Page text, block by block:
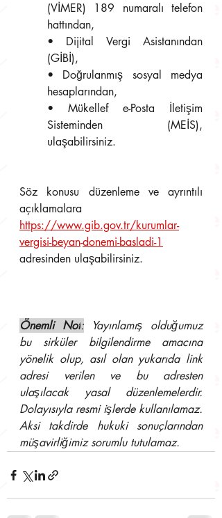
(VİMER) 189 numaralı telefon
hattından,
• Dijital Vergi Asistanından
(GİBİ),
• Doğrulanmış sosyal medya
hesaplarından,
• Mükellef e-Posta İletişim
Sisteminden (MEİS),
ulaşabilirsiniz.
Söz konusu düzenleme ve ayrıntılı
https://www.gib.gov.tr/kurumlar-
vergisi-beyan-donemi-basladi-1
adresinden ulaşabilirsiniz.
Önemli Not: Yayınlamış olduğumuz
bu sirküler bilgilendirme amacına
yönelik olup, asıl olan yukarıda link
adresi verilen ve bu adresten
ulaşılacak yasal düzenlemelerdir.
Dolayısıyla resmi işlerde kullanılamaz.
Aksi takdirde hukuki sonuçlarından
müşavirliğimiz sorumlu tutulamaz.